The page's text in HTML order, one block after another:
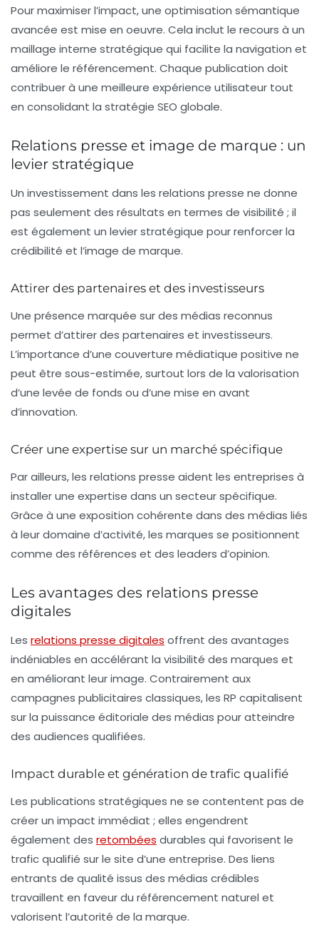
Pour maximiser l’impact, une optimisation sémantique
avancée est mise en oeuvre. Cela inclut le recours à un
maillage interne stratégique qui facilite la navigation et
améliore le référencement. Chaque publication doit
contribuer à une meilleure expérience utilisateur tout
en consolidant la stratégie SEO globale.
Relations presse et image de marque : un
levier stratégique
Un investissement dans les relations presse ne donne
pas seulement des résultats en termes de visibilité ; il
est également un levier stratégique pour renforcer la
crédibilité et l’image de marque.
Attirer des partenaires et des investisseurs
Une présence marquée sur des médias reconnus
permet d’attirer des partenaires et investisseurs.
L’importance d’une couverture médiatique positive ne
peut être sous-estimée, surtout lors de la valorisation
d’une levée de fonds ou d’une mise en avant
d’innovation.
Créer une expertise sur un marché spécifique
Par ailleurs, les relations presse aident les entreprises à
installer une expertise dans un secteur spécifique.
Grâce à une exposition cohérente dans des médias liés
à leur domaine d’activité, les marques se positionnent
comme des références et des leaders d’opinion.
Les avantages des relations presse
digitales
Les relations presse digitales offrent des avantages
indéniables en accélérant la visibilité des marques et
en améliorant leur image. Contrairement aux
campagnes publicitaires classiques, les RP capitalisent
sur la puissance éditoriale des médias pour atteindre
des audiences qualifiées.
Impact durable et génération de trafic qualifié
Les publications stratégiques ne se contentent pas de
créer un impact immédiat ; elles engendrent
également des retombées durables qui favorisent le
trafic qualifié sur le site d’une entreprise. Des liens
entrants de qualité issus des médias crédibles
travaillent en faveur du référencement naturel et
valorisent l’autorité de la marque.